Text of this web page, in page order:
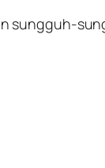
sungguh-